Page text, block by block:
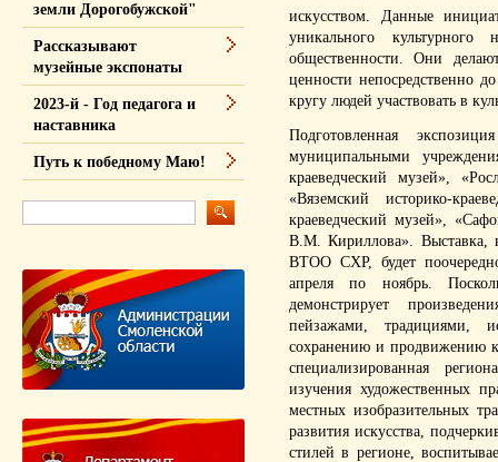
искусством. Данные
уникального
общественности. Они
ценности непосредственно
кругу людей участвовать в
Подготовленная
муниципальными
краеведческий музей»,
«Вяземский историко-
краеведческий музей»,
В.М. Кириллова». Выставка,
ВТОО СХР, будет
апреля по ноябрь.
демонстрирует
пейзажами, традициями,
сохранению и продвижению
специализированная
изучения художественных
местных изобразительных
развития искусства,
стилей в регионе,
земли Дорогобужской"
Рассказывают
музейные экспонаты
2023-й - Год педагога и
наставника
Путь к победному Маю!